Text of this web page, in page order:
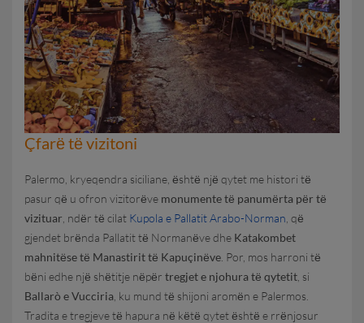
Çfarё tё vizitoni
Palermo, kryeqendra siciliane, ёshtё njё qytet me histori tё
pasur qё u ofron vizitorёve monumente tё panumёrta pёr tё
vizituar , ndёr tё cilat Kupola e Pallatit Arabo-Norman , qё
gjendet brёnda Pallatit tё Normanёve dhe Katakombet
mahnitёse tё Manastirit tё Kapuçinёve . Por, mos harroni tё
bёni edhe njё shёtitje nёpёr tregjet e njohura tё qytetit , si
Ballarò e Vucciria , ku mund tё shijoni aromёn e Palermos.
Tradita e tregjeve tё hapura nё kёtё qytet ёshtё e rrёnjosur